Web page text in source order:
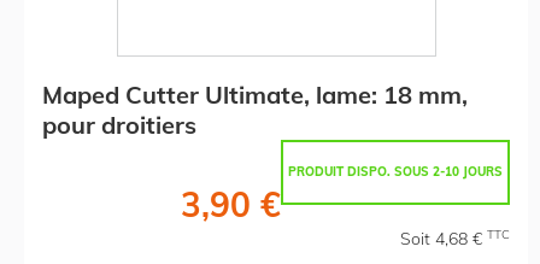
Maped Cutter Ultimate, lame: 18 mm,
pour droitiers
PRODUIT DISPO. SOUS 2-10 JOURS
3,90 €
Soit 4,68 € TTC